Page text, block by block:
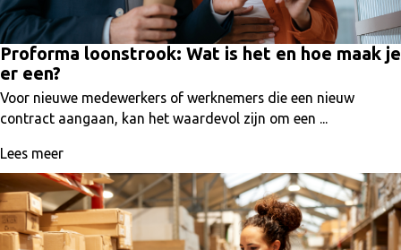
Proforma loonstrook: Wat is het en hoe maak je
er een?
Voor nieuwe medewerkers of werknemers die een nieuw
contract aangaan, kan het waardevol zijn om een ...
Lees meer